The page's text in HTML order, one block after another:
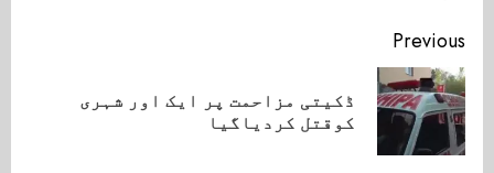
Continue
Reading
Previous
ڈکیتی مزاحمت پر ایک اور شہری
کوقتل کردیاگیا